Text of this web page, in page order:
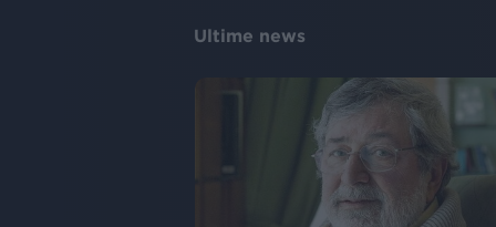
Ultime news